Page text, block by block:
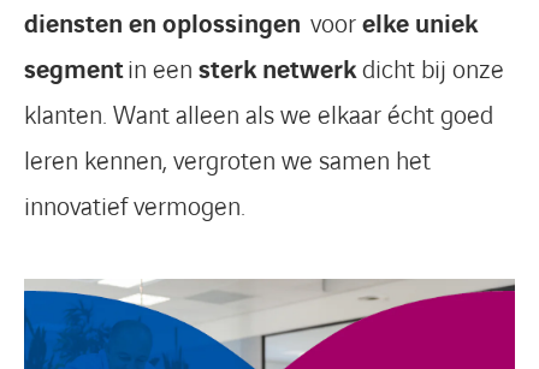
diensten en oplossingen voorelke uniek
segmentin een sterk netwerkdicht bij onze
klanten. Want alleen als we elkaar écht goed
leren kennen, vergroten we samen het
innovatief vermogen.